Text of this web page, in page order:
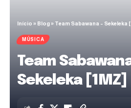
Início » Blog» Team Sabawana – Sekeleka
MÚSICA
Team
Sekeleka [1MZ]